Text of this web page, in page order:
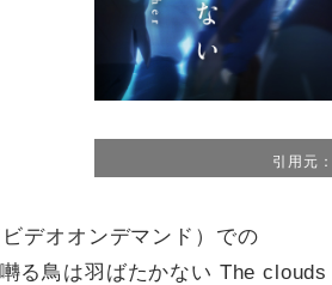
引用元
デオオンデマンド）での
る鳥は羽ばたかない The